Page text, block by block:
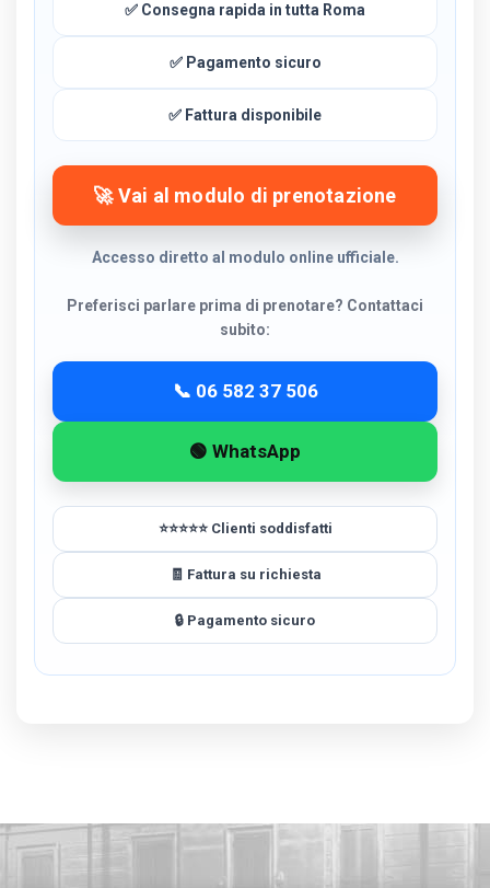
✅ Consegna rapida in tutta Roma
✅ Pagamento sicuro
✅ Fattura disponibile
🚀 Vai al modulo di prenotazione
Accesso diretto al modulo online ufficiale.
Preferisci parlare prima di prenotare? Contattaci
subito:
📞 06 582 37 506
🟢 WhatsApp
⭐⭐⭐⭐⭐ Clienti soddisfatti
🧾 Fattura su richiesta
🔒 Pagamento sicuro